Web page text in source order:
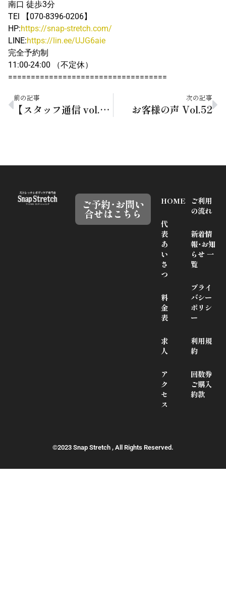
南口 徒歩3分
TEl 【070-8396-0206】
HP:https://snap-stretch.com/
LINE:https://lin.ee/UJG6aie
完全予約制
11:00-24:00 （不定休）
===================================
前の記事
【スタッフ通信 vol.70】絶品フレンチトースト（レシピあり）
次の記事
お客様の声 Vol.52
HOME
代
表
あ
い
さ
つ
料
金
表
求
人
ア
ク
セ
ス
ご利用
の流れ
新着情
報･お知
らせ 一
覧
プライ
バシー
ポリシ
ー
利用規
約
回数券
ご購入
約款
ご予約･お問い
合せはこちら
©2023 Snap Stretch , All Rights Reserved.